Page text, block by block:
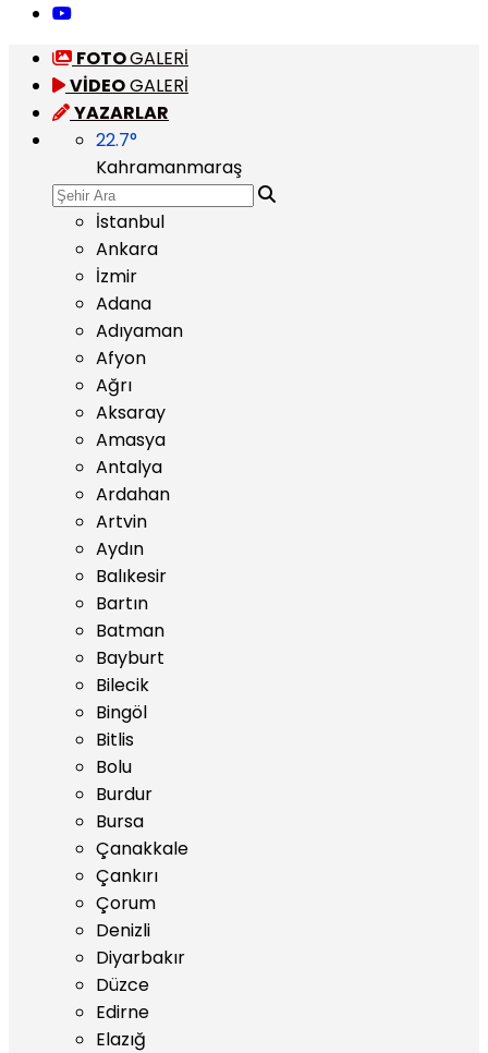
FOTOGALERİ
VİDEOGALERİ
YAZARLAR
22.7°
Kahramanmaraş
İstanbul
Ankara
İzmir
Adana
Adıyaman
Afyon
Ağrı
Aksaray
Amasya
Antalya
Ardahan
Artvin
Aydın
Balıkesir
Bartın
Batman
Bayburt
Bilecik
Bingöl
Bitlis
Bolu
Burdur
Bursa
Çanakkale
Çankırı
Çorum
Denizli
Diyarbakır
Düzce
Edirne
Elazığ